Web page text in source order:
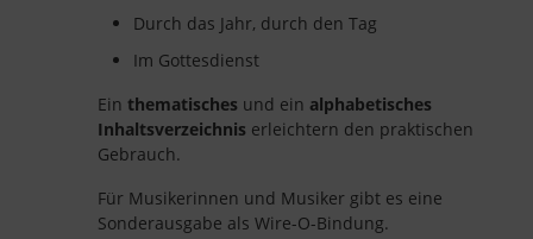
Durch das Jahr, durch den Tag
Im Gottesdienst
Ein thematisches und ein alphabetisches
Inhaltsverzeichnis erleichtern den praktischen
Gebrauch.
Für Musikerinnen und Musiker gibt es eine
Sonderausgabe als Wire-O-Bindung.